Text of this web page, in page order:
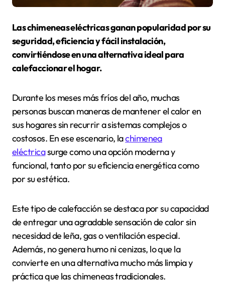
Las chimeneas eléctricas ganan popularidad por su
seguridad, eficiencia y fácil instalación,
convirtiéndose en una alternativa ideal para
calefaccionar el hogar.
Durante los meses más fríos del año, muchas
personas buscan maneras de mantener el calor en
sus hogares sin recurrir a sistemas complejos o
costosos. En ese escenario, lachimenea
eléctricasurge como una opción moderna y
funcional, tanto por su eficiencia energética como
por su estética.
Este tipo de calefacción se destaca por su capacidad
de entregar una agradable sensación de calor sin
necesidad de leña, gas o ventilación especial.
Además, no genera humo ni cenizas, lo que la
convierte en una alternativa mucho más limpia y
práctica que las chimeneas tradicionales.